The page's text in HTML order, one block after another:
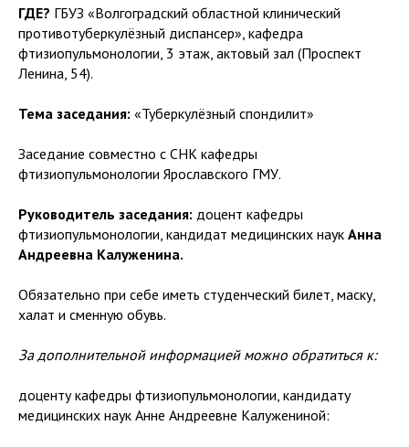
ГДЕ? ГБУЗ «Волгоградский областной клинический
противотуберкулёзный диспансер», кафедра
фтизиопульмонологии, 3 этаж, актовый зал (Проспект
Ленина, 54).
Тема заседания: «Туберкулёзный спондилит»
Заседание совместно с СНК кафедры
фтизиопульмонологии Ярославского ГМУ.
Руководитель заседания: доцент кафедры
фтизиопульмонологии, кандидат медицинских наук Анна
Андреевна Калуженина.
Обязательно при себе иметь студенческий билет, маску,
халат и сменную обувь.
За дополнительной информацией можно обратиться к:
доценту кафедры фтизиопульмонологии, кандидату
медицинских наук Анне Андреевне Калужениной: